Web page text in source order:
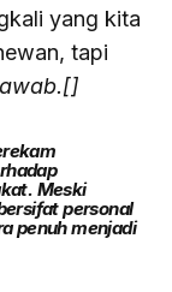
yang kita
tapi
Meski
personal
penuh menjadi